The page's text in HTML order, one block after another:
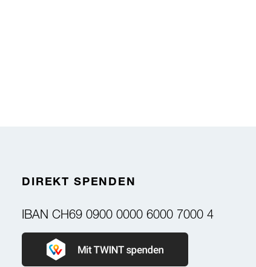
DIREKT SPENDEN
IBAN CH69 0900 0000 6000 7000 4